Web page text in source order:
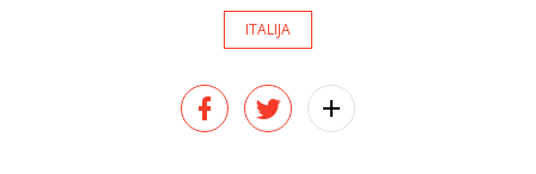
ITALIJA